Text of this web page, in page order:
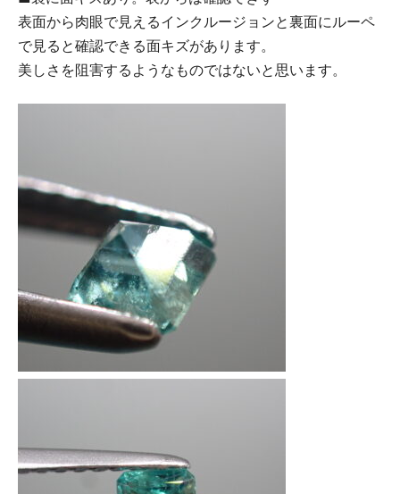
表面から肉眼で見えるインクルージョンと裏面にルーペ
で見ると確認できる面キズがあります。
美しさを阻害するようなものではないと思います。